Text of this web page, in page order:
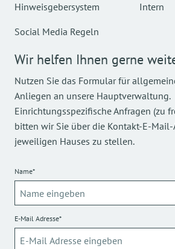
Hinweisgebersystem
Social Media Regeln
Intern
Wir helfen Ihnen gerne
Nutzen Sie das Formular für
Anliegen an unsere Hauptverwaltung.
Einrichtungsspezifische Anfragen (zu
bitten wir Sie über die Kontakt-E-Mail-
jeweiligen Hauses zu stellen.
Name*
E-Mail Adresse*